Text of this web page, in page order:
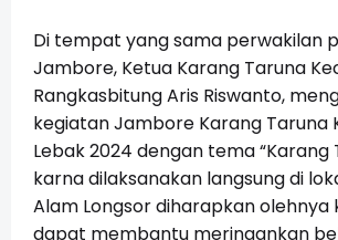
Di tempat yang sama perwakilan
Jambore, Ketua Karang Taruna
Rangkasbitung Aris Riswanto,
kegiatan Jambore Karang Taruna
Lebak 2024 dengan tema “Karang
karna dilaksanakan langsung di
Alam Longsor diharapkan olehnya
dapat membantu meringankan